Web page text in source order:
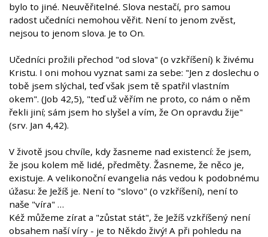
bylo to jiné. Neuvěřitelné. Slova nestačí, pro samou
radost učedníci nemohou věřit. Není to jenom zvěst,
nejsou to jenom slova. Je to On.
Učedníci prožili přechod "od slova" (o vzkříšení) k živému
Kristu. I oni mohou vyznat sami za sebe: "Jen z doslechu o
tobě jsem slýchal, teď však jsem tě spatřil vlastním
okem". (Job 42,5), "teď už věřím ne proto, co nám o něm
řekli jiní; sám jsem ho slyšel a vím, že On opravdu žije"
(srv. Jan 4,42).
V životě jsou chvíle, kdy žasneme nad existencí: že jsem,
že jsou kolem mě lidé, předměty. Žasneme, že něco je,
existuje. A velikonoční evangelia nás vedou k podobnému
úžasu: že Ježíš je. Není to "slovo" (o vzkříšení), není to
naše "víra" …
Kéž můžeme zírat a "zůstat stát", že Ježíš vzkříšený není
obsahem naší víry - je to Někdo živý! A při pohledu na